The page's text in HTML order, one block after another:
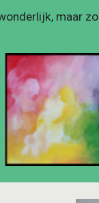
maar zo